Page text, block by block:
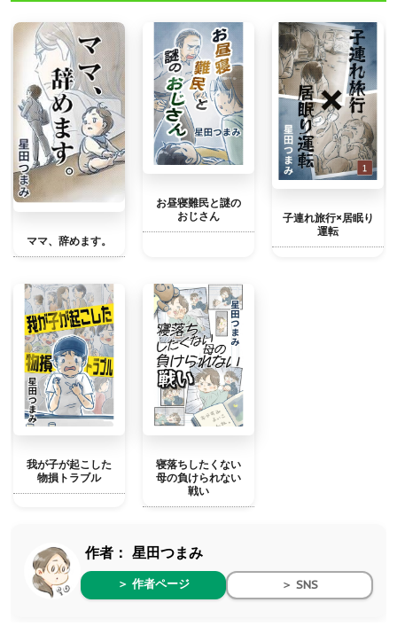
ママ、辞めます。
お昼寝難民と謎の
おじさん
子連れ旅行×居眠り
運転
我が子が起こした
物損トラブル
寝落ちしたくない
母の負けられない
戦い
作者： 星田つまみ
＞ 作者ページ ＞ SNS